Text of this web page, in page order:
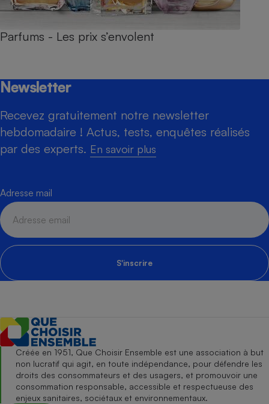
Parfums - Les prix s’envolent
Newsletter
Recevez gratuitement notre newsletter
hebdomadaire ! Actus, tests, enquêtes réalisés
par des experts. En savoir plus
Adresse mail
S'inscrire
Créée en 1951, Que Choisir Ensemble est une association à but
non lucratif qui agit, en toute indépendance, pour défendre les
droits des consommateurs et des usagers, et promouvoir une
consommation responsable, accessible et respectueuse des
enjeux sanitaires, sociétaux et environnementaux.